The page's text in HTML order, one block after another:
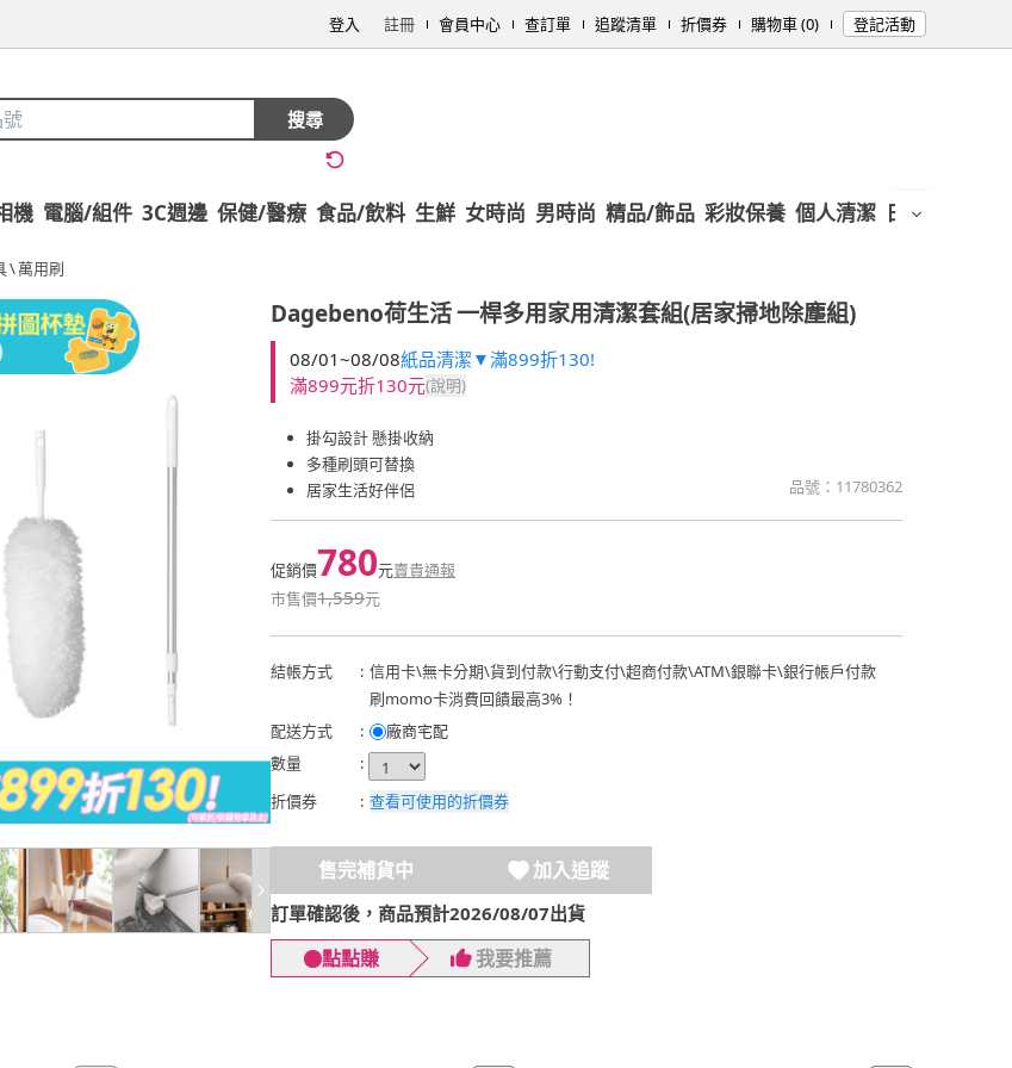
登入 註冊 會員中心 查訂單 追蹤清單 折價券 購物車 (0) 登記活動
搜尋
機 電腦/組件 3C週邊 保健/醫療 食品/飲料 生鮮 女時尚 男時尚 精品/飾品 彩妝保養 個人清潔 日用/紙品
\萬用刷
Dagebeno荷生活一桿多用家用清潔套組(居家掃地除塵組)
08/01~08/08紙品清潔▼滿899折130!
滿899元折130元(說明)
掛勾設計 懸掛收納
多種刷頭可替換
居家生活好伴侶
品號： 11780362
促銷價780元賣貴通報
市售價1,559元
結帳方式 : 信用卡\無卡分期\貨到付款\行動支付\超商付款\ATM\銀聯卡\銀行帳戶付款
刷momo卡消費回饋最高3%！
配送方式
:
廠商宅配
數量
:
折價券
: 查看可使用的折價券
售完補貨中 加入追蹤
訂單確認後，商品預計2026/08/07出貨
點點賺 我要推薦